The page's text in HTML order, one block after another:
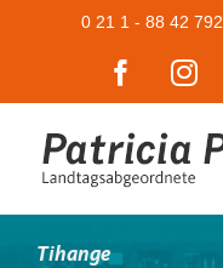
0 21 1 - 88 42 792
Tihange